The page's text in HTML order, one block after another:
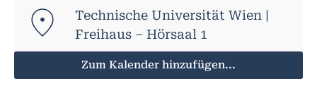
Technische Universität Wien |
Freihaus – Hörsaal 1
Zum Kalender hinzufügen...